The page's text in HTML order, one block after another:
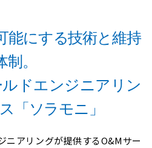
能にする技術と維持
。
ドエンジニアリン
「ソラモニ」
ニアリングが提供するO&Mサー